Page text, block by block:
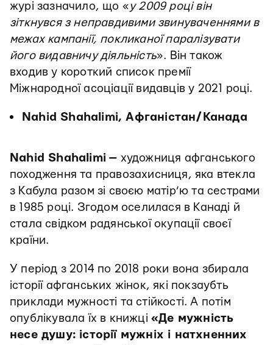
журі зазначило, що « у 2009 році він
зіткнувся з неправдивими звинуваченнями в
межах кампанії, покликаної паралізувати
його видавничу діяльність». Він також
входив у короткий список премії
Міжнародної асоціації видавців у 2021 році.
Nahid Shahalimi, Афганістан/Канада
Nahid Shahalimi — художниця афганського
походження та правозахисниця, яка втекла
з Кабула разом зі своєю матір’ю та сестрами
в 1985 році. Згодом оселилася в Канаді й
стала свідком радянської окупації своєї
країни.
У період з 2014 по 2018 роки вона збирала
історії афганських жінок, які покзаубть
приклади мужності та стійкості. А потім
опублікувала їх в книжці «Де мужність
несе душу: історії мужніх і натхненних